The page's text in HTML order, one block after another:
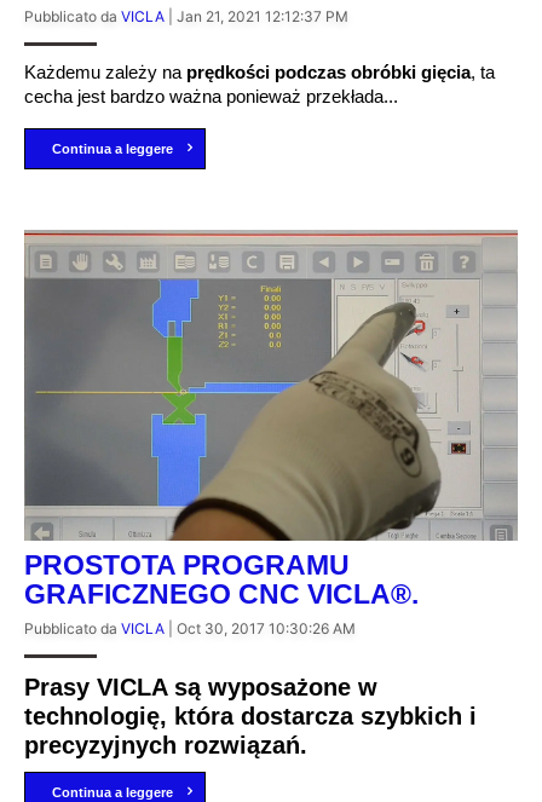
Pubblicato da VICLA Jan 21, 2021 12:12:37 PM
Każdemu zależy na prędkości podczas obróbki gięcia, ta
cecha jest bardzo ważna ponieważ przekłada...
Continua a leggere
PROSTOTA PROGRAMU
GRAFICZNEGO CNC VICLA®.
Pubblicato da VICLA Oct 30, 2017 10:30:26 AM
Prasy VICLA są wyposażone w
technologię, która dostarcza szybkich i
precyzyjnych rozwiązań.
Continua a leggere